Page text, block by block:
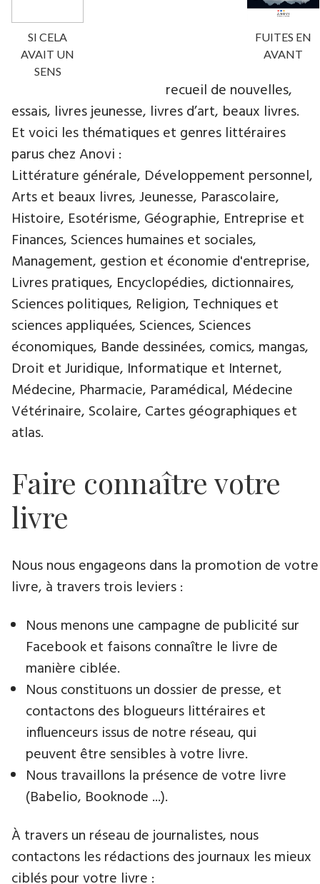
SI CELA
AVAIT UN
SENS
FUITES EN
AVANT
recueil de nouvelles,
essais, livres jeunesse, livres d’art, beaux livres.
Et voici les thématiques et genres littéraires
parus chez Anovi :
Littérature générale, Développement personnel,
Arts et beaux livres, Jeunesse, Parascolaire,
Histoire, Esotérisme, Géographie, Entreprise et
Finances, Sciences humaines et sociales,
Management, gestion et économie d'entreprise,
Livres pratiques, Encyclopédies, dictionnaires,
Sciences politiques, Religion, Techniques et
sciences appliquées, Sciences, Sciences
économiques, Bande dessinées, comics, mangas,
Droit et Juridique, Informatique et Internet,
Médecine, Pharmacie, Paramédical, Médecine
Vétérinaire, Scolaire, Cartes géographiques et
atlas.
Faire connaître votre
livre
Nous nous engageons dans la promotion de votre
livre​, à travers trois leviers :
Nous menons une campagne de publicité sur
Facebook et faisons connaître le livre de
manière ciblée.
Nous constituons un dossier de presse, et
contactons des blogueurs littéraires et
influenceurs issus de notre réseau, qui
peuvent être sensibles à votre livre.
Nous travaillons la présence de votre livre
(Babelio, Booknode ...).
À travers un réseau de journalistes, nous
contactons les rédactions des journaux les mieux
ciblés pour votre livre :